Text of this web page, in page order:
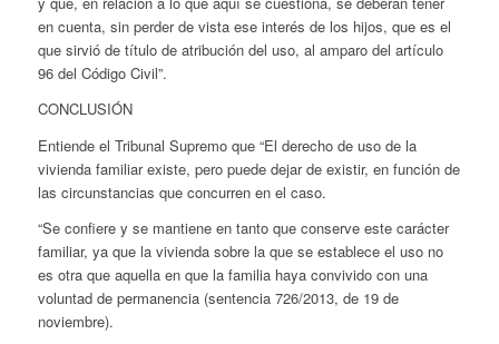
en cuenta, sin perder de vista ese interés de los hijos, que es el
que sirvió de título de atribución del uso, al amparo del artículo
96 del Código Civil”.
CONCLUSIÓN
Entiende el Tribunal Supremo que “El derecho de uso de la
vivienda familiar existe, pero puede dejar de existir, en función de
las circunstancias que concurren en el caso.
“Se confiere y se mantiene en tanto que conserve este carácter
familiar, ya que la vivienda sobre la que se establece el uso no
es otra que aquella en que la familia haya convivido con una
voluntad de permanencia (sentencia 726/2013, de 19 de
noviembre).